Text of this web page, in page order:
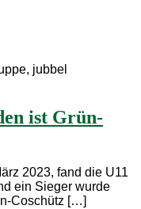
ist Grün-
2023, fand die U11
ein Sieger wurde
Coschütz […]